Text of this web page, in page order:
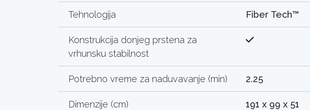
Tehnologija Fiber Tech™
Konstrukcija donjeg prstena za
vrhunsku stabilnost
Potrebno vreme za naduvavanje (min) 2.25
Dimenzije (cm) 191 x 99 x 51